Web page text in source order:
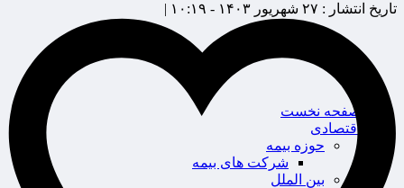
صفحه نخست
اقتصادی
حوزه بیمه
شرکت های بیمه
بین الملل
تاریخ انتشار : ۲۷ شهریور ۱۴۰۳ - ۱۰:۱۹ |